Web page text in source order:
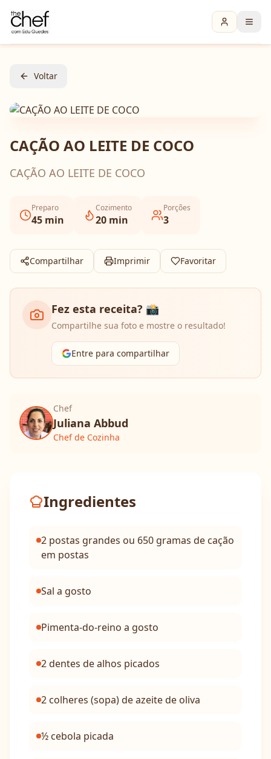
Voltar
CAÇÃO AO LEITE DE COCO
CAÇÃO AO LEITE DE COCO
Preparo
45 min
Cozimento
20 min
Porções
3
Compartilhar Imprimir Favoritar
Fez esta receita? 📸
Compartilhe sua foto e mostre o resultado!
Entre para compartilhar
Chef
Juliana Abbud
Chef de Cozinha
Ingredientes
2 postas grandes ou 650 gramas de cação
em postas
Sal a gosto
Pimenta-do-reino a gosto
2 dentes de alhos picados
2 colheres (sopa) de azeite de oliva
½ cebola picada